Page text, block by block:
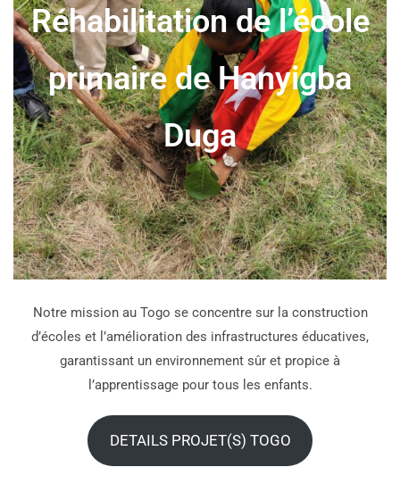
Réhabilitation de l’école
primaire de Hanyigba
Duga
Notre mission au Togo se concentre sur la construction
d’écoles et l’amélioration des infrastructures éducatives,
garantissant un environnement sûr et propice à
l’apprentissage pour tous les enfants.
DETAILS PROJET(S) TOGO